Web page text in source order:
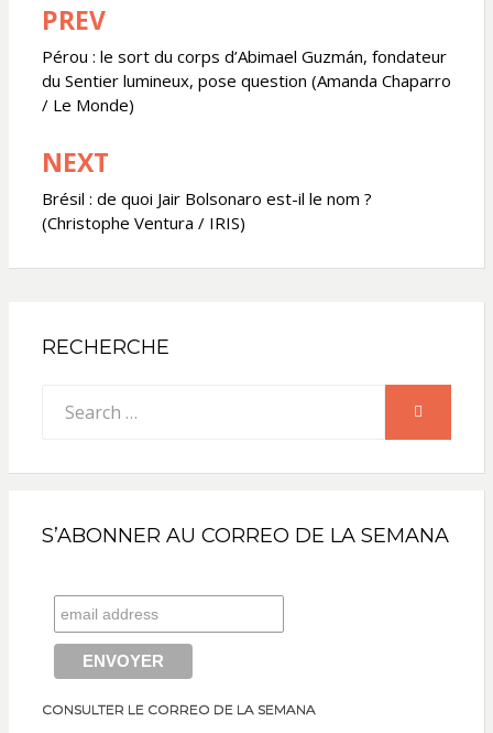
Navigation
de
l’article
PREV
Pérou : le sort du corps d’Abimael Guzmán, fondateur
du Sentier lumineux, pose question (Amanda Chaparro
/ Le Monde)
NEXT
Brésil : de quoi Jair Bolsonaro est-il le nom ?
(Christophe Ventura / IRIS)
RECHERCHE
for:
SEARCH
S’ABONNER AU CORREO DE LA SEMANA
CONSULTER LE CORREO DE LA SEMANA